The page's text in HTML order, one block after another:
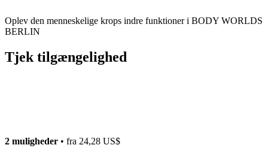
Oplev den menneskelige krops indre funktioner i BODY WORLDS
BERLIN
Tjek tilgængelighed
2 muligheder • fra 24,28 US$